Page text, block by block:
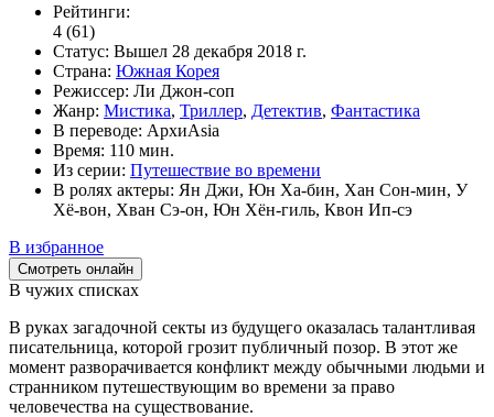
Рейтинги:
4 (61)
Статус: Вышел 28 декабря 2018 г.
Страна: Южная Корея
Режиссер: Ли Джон-соп
Жанр: Мистика, Триллер, Детектив, Фантастика
В переводе: АрхиAsia
Время: 110 мин.
Из серии: Путешествие во времени
В ролях актеры: Ян Джи, Юн Ха-бин, Хан Сон-мин, У
Хё-вон, Хван Сэ-он, Юн Хён-гиль, Квон Ип-сэ
В избранное
Смотреть онлайн
В чужих списках
В руках загадочной секты из будущего оказалась талантливая
писательница, которой грозит публичный позор. В этот же
момент разворачивается конфликт между обычными людьми и
странником путешествующим во времени за право
человечества на существование.